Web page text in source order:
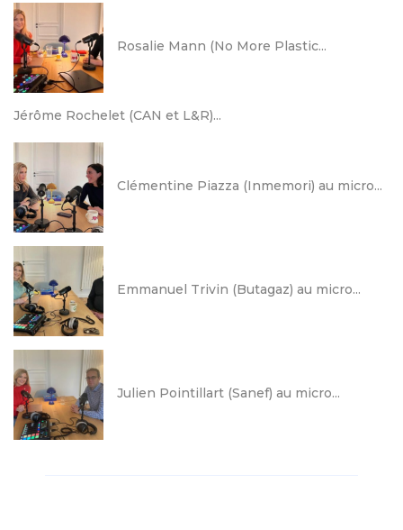
Rosalie Mann (No More Plastic...
Jérôme Rochelet (CAN et L&R)...
Clémentine Piazza (Inmemori) au micro...
Emmanuel Trivin (Butagaz) au micro...
Julien Pointillart (Sanef) au micro...